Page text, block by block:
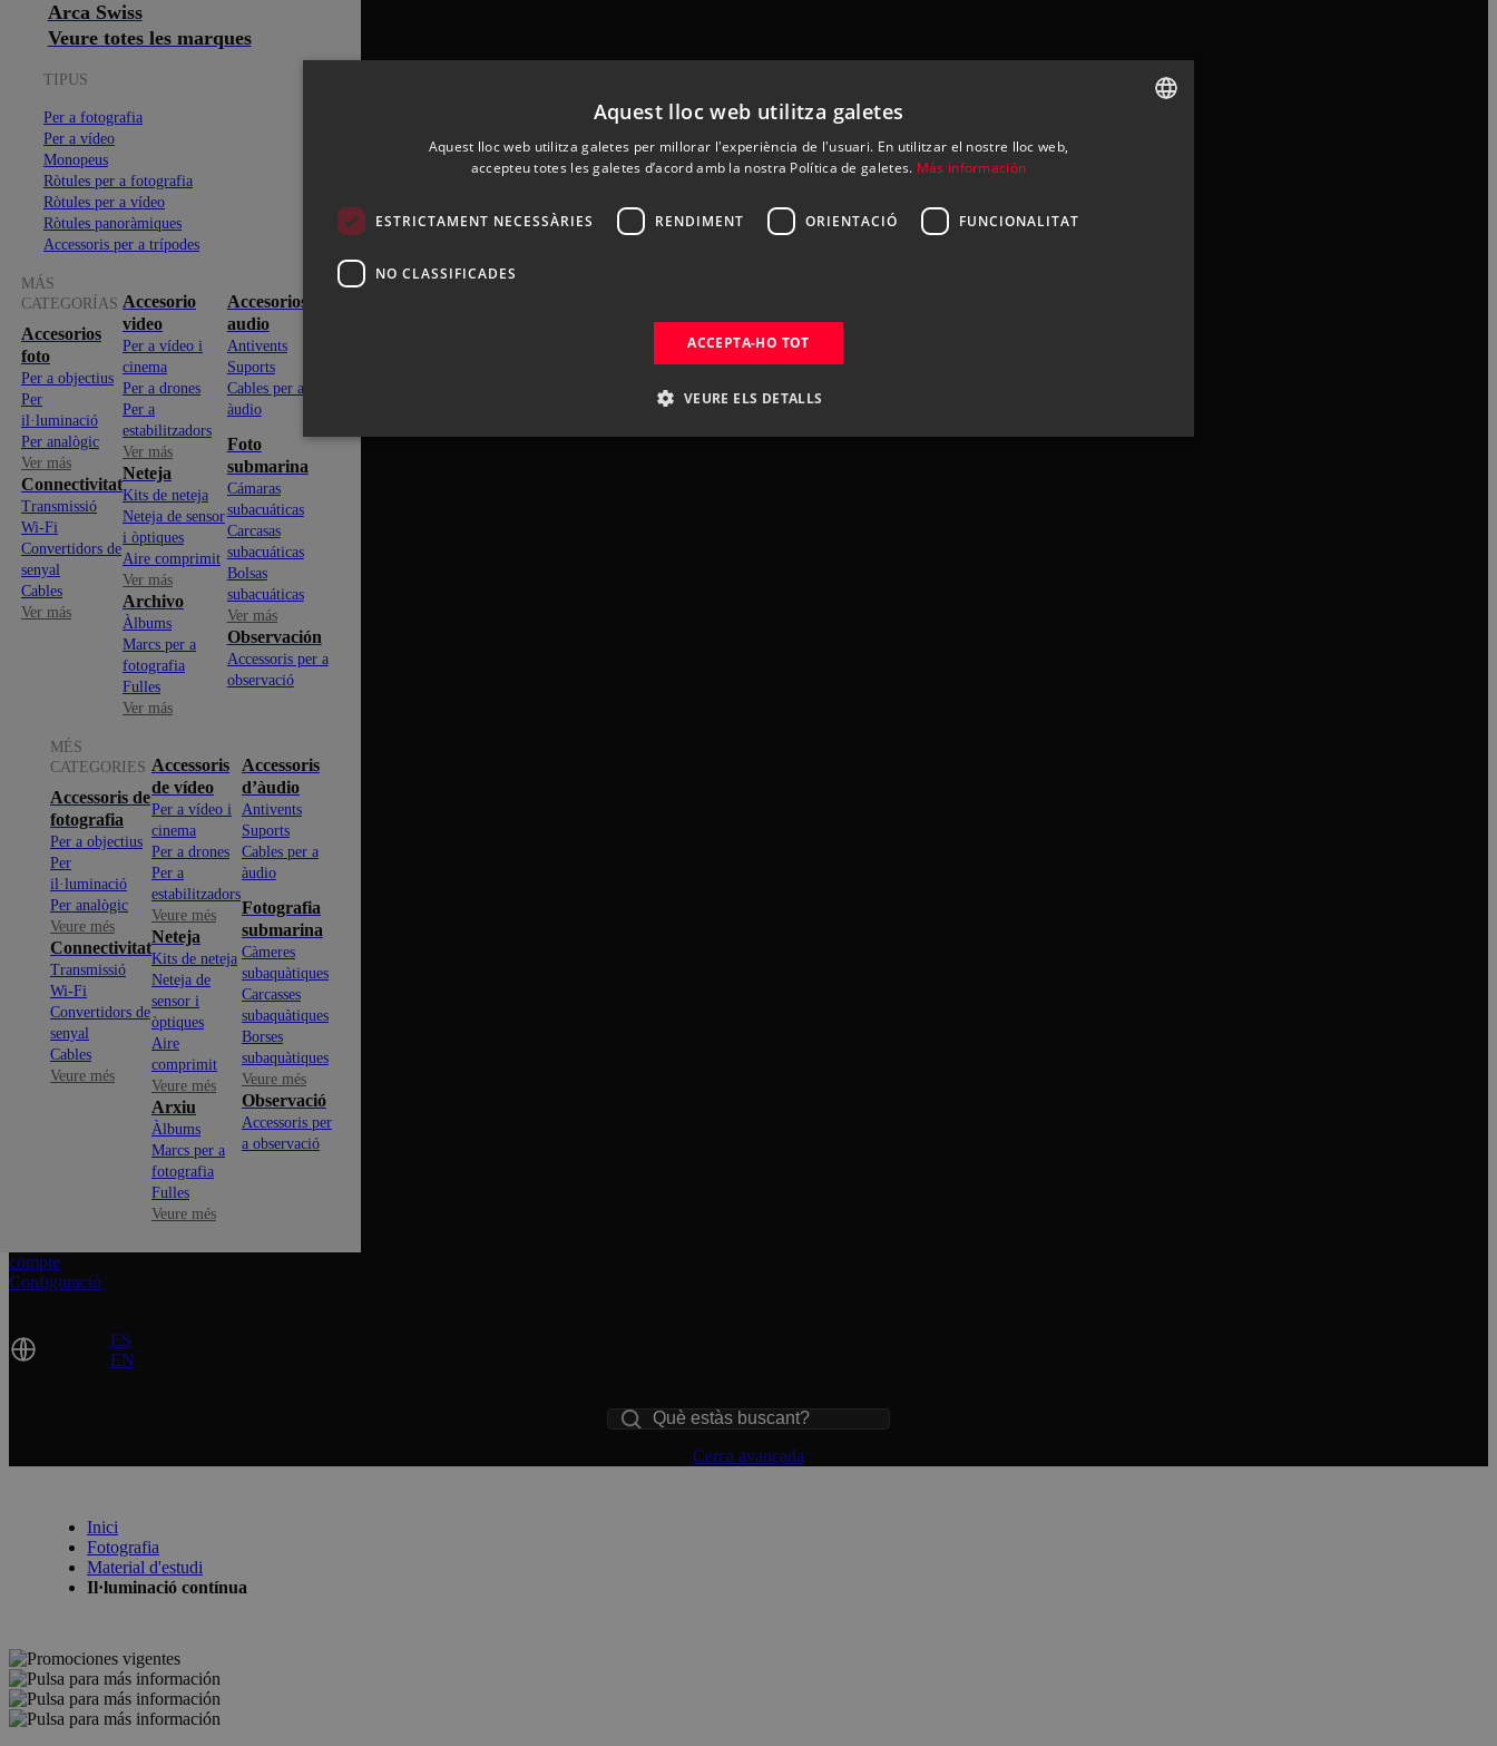
Arca Swiss
Veure totes les marques
TIPUS
Per a fotografia
Per a vídeo
Monopeus
Ròtules per a fotografia
Ròtules per a vídeo
Ròtules panoràmiques
Accessoris per a trípodes
MÁS
CATEGORÍAS
Accesorios
foto
Per a objectius
Per
il·luminació
Per analògic
Ver más
Connectivitat
Transmissió
Wi-Fi
Convertidors de
senyal
Cables
Ver más
Accesorio
video
Per a vídeo i
cinema
Per a drones
Per a
estabilitzadors
Ver más
Neteja
Kits de neteja
Neteja de sensor
i òptiques
Aire comprimit
Ver más
Archivo
Àlbums
Marcs per a
fotografia
Fulles
Ver más
Accesorios
audio
Antivents
Suports
Cables per a
àudio
Foto
submarina
Cámaras
subacuáticas
Carcasas
subacuáticas
Bolsas
subacuáticas
Ver más
Observación
Accessoris per a
observació
MÉS
CATEGORIES
Accessoris de
fotografia
Per a objectius
Per
il·luminació
Per analògic
Veure més
Connectivitat
Transmissió
Wi-Fi
Convertidors de
senyal
Cables
Veure més
Accessoris
de vídeo
Per a vídeo i
cinema
Per a drones
Per a
estabilitzadors
Veure més
Neteja
Kits de neteja
Neteja de
sensor i
òptiques
Aire
comprimit
Veure més
Arxiu
Àlbums
Marcs per a
fotografia
Fulles
Veure més
Accessoris
d’àudio
Antivents
Suports
Cables per a
àudio
Fotografia
submarina
Càmeres
subaquàtiques
Carcasses
subaquàtiques
Borses
subaquàtiques
Veure més
Observació
Accessoris per
a observació
compte
Configuració
ES
EN
Cerca avançada
Inici
Fotografia
Material d'estudi
Il·luminació contínua
Aquest lloc web utilitza galetes
Aquest lloc web utilitza galetes per millorar l'experiència de l'usuari. En utilitzar el nostre lloc web,
accepteu totes les galetes d’acord amb la nostra Política de galetes. Más información
ESTRICTAMENT NECESSÀRIES RENDIMENT ORIENTACIÓ FUNCIONALITAT
NO CLASSIFICADES
ACCEPTA-HO TOT
VEURE ELS DETALLS